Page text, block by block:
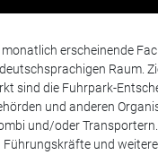
erscheinende
Raum.
sind die Fuhrpark-
und anderen
und/oder
Führungskräfte und